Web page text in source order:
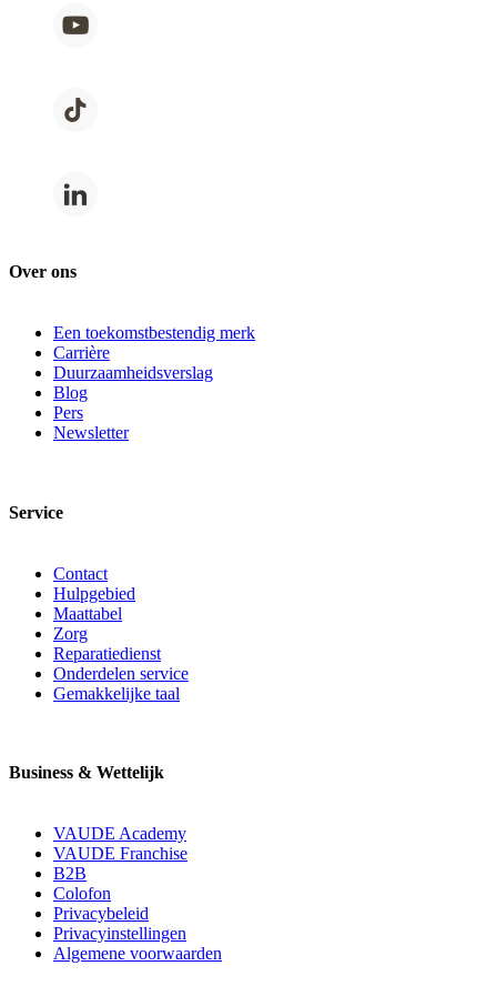
Over ons
Een toekomstbestendig merk
Carrière
Duurzaamheidsverslag
Blog
Pers
Newsletter
Service
Contact
Hulpgebied
Maattabel
Zorg
Reparatiedienst
Onderdelen service
Gemakkelijke taal
Business & Wettelijk
VAUDE Academy
VAUDE Franchise
B2B
Colofon
Privacybeleid
Privacyinstellingen
Algemene voorwaarden